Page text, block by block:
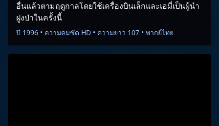
อื่นแล้วตามฤดูกาลโดยใช้เครื่องบินเล็กและเอมี่เป็นผู้นำ
ฝูงป่าในครั้งนี้
ปี 1996 • ความคมชัด HD • ความยาว 107 • พากย์ไทย